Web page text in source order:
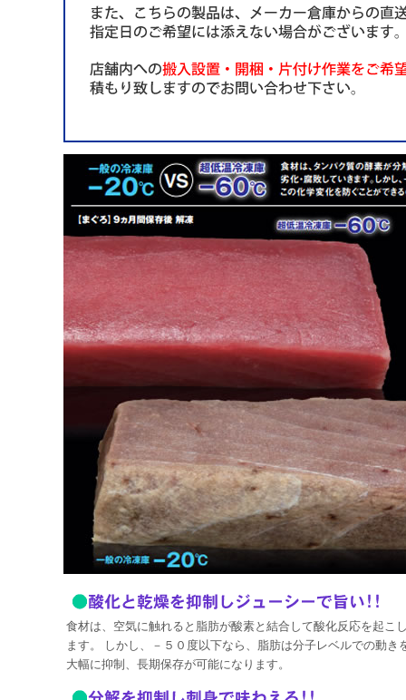
食材は、空気に触れると脂肪が酸素と結合して酸化反応を起こ
ます。 しかし、－５０度以下なら、脂肪は分子レベルでの動き
大幅に抑制、長期保存が可能になります。